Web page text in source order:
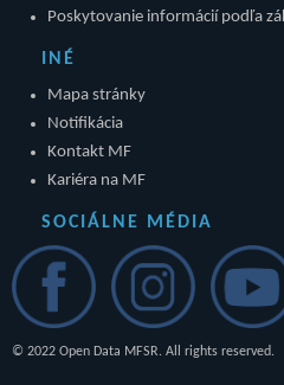
Poskytovanie informácií podľa
INÉ
Mapa stránky
Notifikácia
Kontakt MF
Kariéra na MF
SOCIÁLNE MÉDIA
© 2022 Open Data MFSR. All rights reserved.